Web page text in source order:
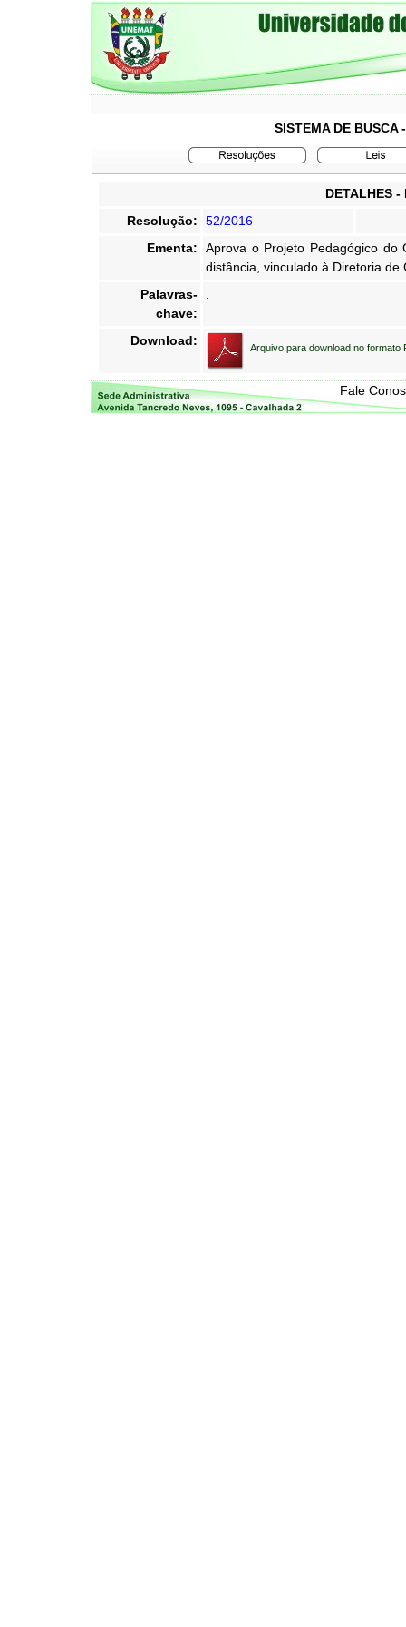
SISTEMA DE BUSCA
DETALHES -
Resolução:
52/2016
Ementa:
Aprova o Projeto Pedagógico do
distância, vinculado à Diretoria de
Palavras-
chave:
Download: Arquivo para download no formato
Fale